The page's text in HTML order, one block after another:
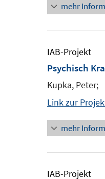
mehr
IAB-Projekt
Psychisch
Kupka, Peter;
Link zur
mehr
IAB-Projekt